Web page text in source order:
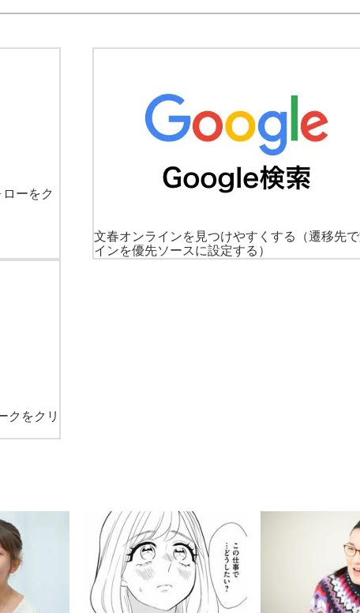
ーをク
文春オンラインを見つけやすくする
（遷移先
インを優先ソースに設定する）
クをクリ